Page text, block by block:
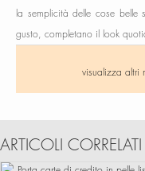
la semplicità delle cose belle
gusto, completano il look
visualizza altri
ARTICOLI CORRELATI